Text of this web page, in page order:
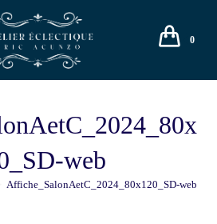
0
web
Affiche_SalonAetC_2024_80x120_SD-web